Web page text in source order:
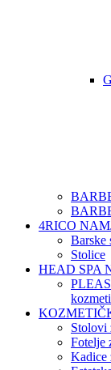
4RICO
Barske
Stolice
HEAD SPA
Stolovi
Fotelje
Kadice